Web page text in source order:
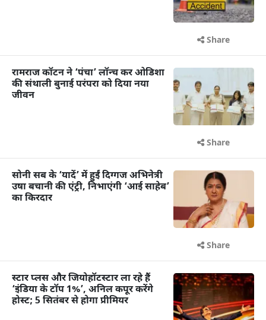
Share
रामराज कॉटन ने ‘पंचा’ लॉन्च कर ओडिशा
की संथाली बुनाई परंपरा को दिया नया
जीवन
Share
सोनी सब के ‘यादें’ में हुईं दिग्गज अभिनेत्री
उषा बचानी की एंट्री, निभाएंगी ‘आई साहेब’
का किरदार
Share
स्टार प्लस और जियोहॉटस्टार ला रहे हैं
‘इंडिया के टॉप 1%’, अनिल कपूर करेंगे
होस्ट; 5 सितंबर से होगा प्रीमियर